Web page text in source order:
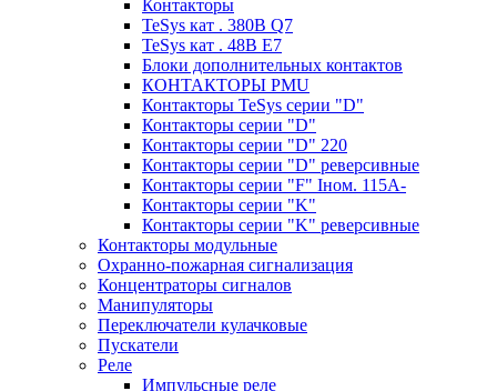
Контакторы
TeSys кат . 380В Q7
TeSys кат . 48В E7
Блоки дополнительных контактов
КОНТАКТОРЫ PMU
Контакторы TeSys серии "D"
Контакторы серии "D"
Контакторы серии "D" 220
Контакторы серии "D" реверсивные
Контакторы серии "F" Iном. 115А-
Контакторы серии "K"
Контакторы серии "K" реверсивные
Контакторы модульные
Охранно-пожарная сигнализация
Концентраторы сигналов
Манипуляторы
Переключатели кулачковые
Пускатели
Реле
Импульсные реле